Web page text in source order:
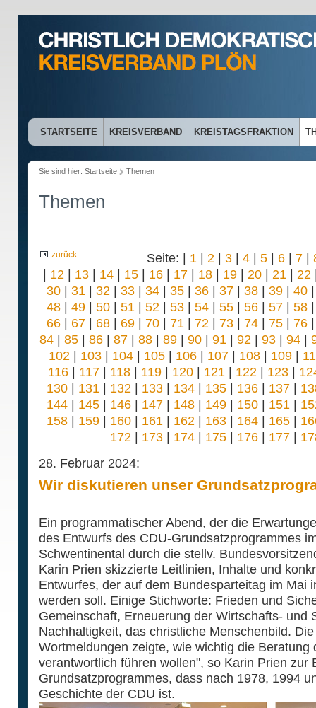
STARTSEITE KREISVERBAND KREISTAGSFRAKTION
Sie sind hier: Startseite Themen
Themen
zurück Seite: | 1 | 2 | 3 | 4 | 5 | 6 | 7 |
| 12 | 13| 14| 15| 16| 17| 18| 19| 20| 21 | 22
30| 31 | 32 | 33| 34| 35| 36| 37| 38| 39| 40
48| 49| 50| 51 | 52 | 53| 54| 55| 56| 57| 58
66| 67| 68| 69| 70| 71 | 72 | 73| 74| 75| 76
84| 85| 86| 87| 88| 89| 90| 91 | 92 | 93| 94|
102 | 103 | 104 | 105 | 106 | 107 | 108 | 109 |
116| 117| 118| 119| 120| 121 | 122 | 123|
130| 131 | 132 | 133| 134| 135| 136| 137|
144| 145| 146| 147| 148| 149| 150| 151 |
158| 159| 160| 161 | 162 | 163| 164| 165|
172 | 173| 174| 175| 176| 177|
28. Februar 2024:
Wir diskutieren unser
Ein programmatischer Abend, der die
des Entwurfs des CDU-Grundsatzprogrammes
Schwentinental durch die stellv.
Karin Prien skizzierte Leitlinien, Inhalte und
Entwurfes, der auf dem Bundesparteitag im Mai
werden soll. Einige Stichworte: Frieden und
Gemeinschaft, Erneuerung der Wirtschafts- und
Nachhaltigkeit, das christliche Menschenbild.
Wortmeldungen zeigte, wie wichtig die
verantwortlich führen wollen", so Karin Prien zur
Grundsatzprogrammes, dass nach 1978, 1994
Geschichte der CDU ist.